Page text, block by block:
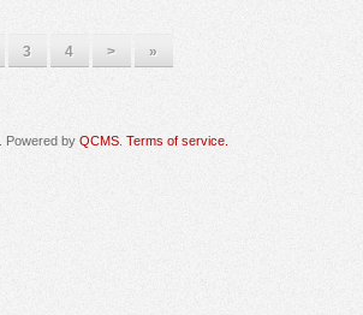
3 4 > »
. Powered by QCMS Terms of service.